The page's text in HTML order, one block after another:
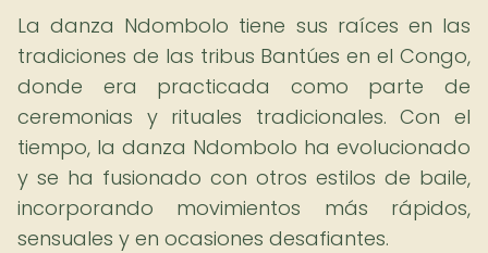
La danza Ndombolo tiene sus raíces en las
tradiciones de las tribus Bantúes en el Congo,
donde era practicada como parte de
ceremonias y rituales tradicionales. Con el
tiempo, la danza Ndombolo ha evolucionado
y se ha fusionado con otros estilos de baile,
incorporando movimientos más rápidos,
sensuales y en ocasiones desafiantes.